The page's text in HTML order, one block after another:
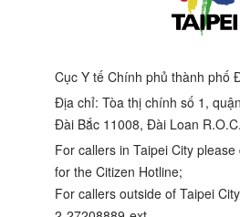
Cục Y tế Chính phủ thành phố
Địa chỉ: Tòa thị chính số 1,
Đài Bắc 11008, Đài Loan
For callers in Taipei City
for the Citizen Hotline;
For callers outside of Taipei